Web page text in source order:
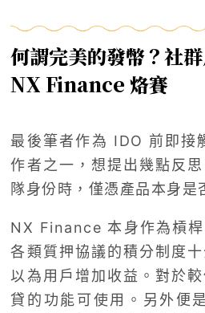
何謂完美的發幣？社
NX Finance 烙賽
最後筆者作為 IDO 前即接
作者之一，想提出幾點反
隊身份時，僅憑產品本身是
NX Finance 本身作為槓
各類質押協議的積分制度
以為用戶增加收益。對於
貸的功能可使用。另外便